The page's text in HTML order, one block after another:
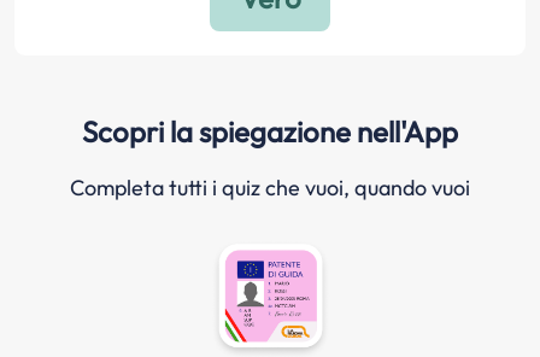
Scopri la spiegazione nell'App
Completa tutti i quiz che vuoi, quando vuoi